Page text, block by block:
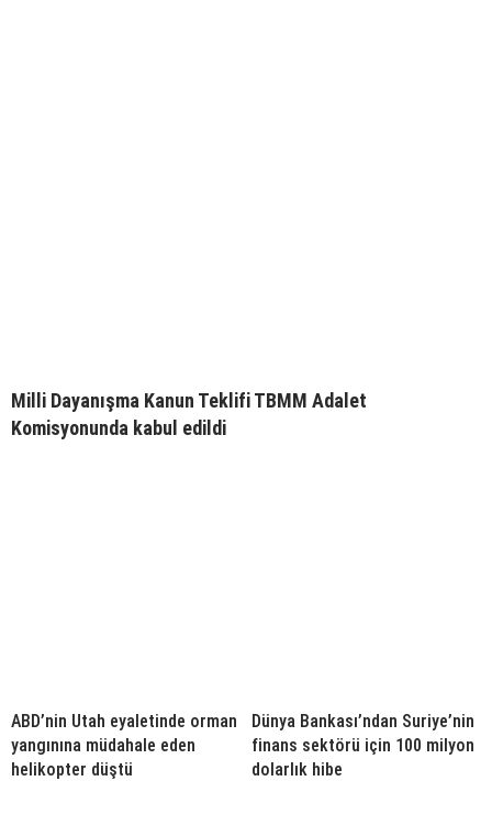
Milli Dayanışma Kanun Teklifi TBMM Adalet
Komisyonunda kabul edildi
ABD’nin Utah eyaletinde orman
yangınına müdahale eden
helikopter düştü
Dünya Bankası’ndan Suriye’nin
finans sektörü için 100 milyon
dolarlık hibe